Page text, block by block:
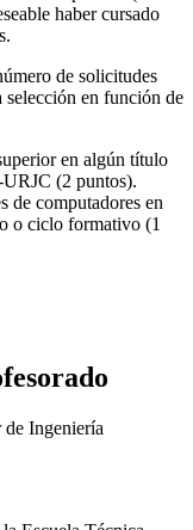
haber cursado
de solicitudes
selección en función de
en algún título
(2 puntos).
de computadores en
o ciclo formativo (1
Ingeniería